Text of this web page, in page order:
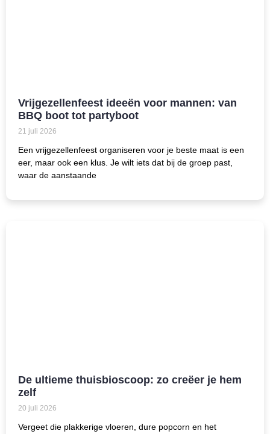
Vrijgezellenfeest ideeën voor mannen: van
BBQ boot tot partyboot
21 juli 2026
Een vrijgezellenfeest organiseren voor je beste maat is een
eer, maar ook een klus. Je wilt iets dat bij de groep past,
waar de aanstaande
De ultieme thuisbioscoop: zo creëer je hem
zelf
20 juli 2026
Vergeet die plakkerige vloeren, dure popcorn en het